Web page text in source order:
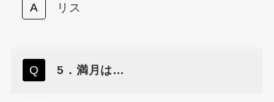
リス
5．満月は…